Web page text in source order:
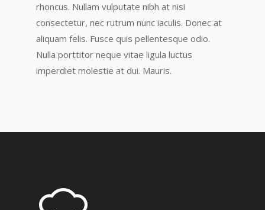
rhoncus. Nullam vulputate nibh at nisi
consectetur, nec rutrum nunc iaculis. Donec at
aliquam felis. Fusce quis pellentesque odio.
Nulla porttitor neque vitae ligula luctus
imperdiet molestie at dui. Mauris.